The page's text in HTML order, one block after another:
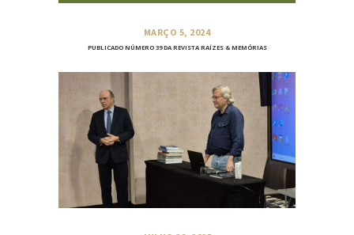
MARÇO 5, 2024
PUBLICADO NÚMERO 39 DA REVISTA RAÍZES & MEMÓRIAS